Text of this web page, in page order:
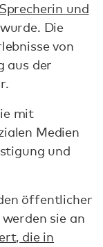
und
Die
von
aus der
mit
Medien
und
öffentlicher
sie an
die in